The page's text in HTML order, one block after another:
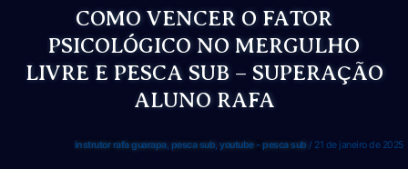
NADADEIRA
COMO VENCER O FATOR
PSICOLÓGICO NO MERGULHO
LIVRE E PESCA SUB – SUPERAÇÃO
ALUNO RAFA
instrutor rafa guarapa, pesca sub,youtube - pesca sub / 21 de janeiro de 2025